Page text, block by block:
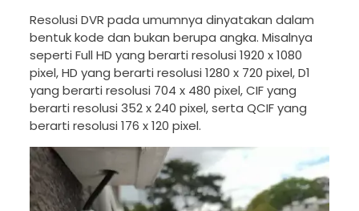
Resolusi DVR pada umumnya dinyatakan dalam
bentuk kode dan bukan berupa angka. Misalnya
seperti Full HD yang berarti resolusi 1920 x 1080
pixel, HD yang berarti resolusi 1280 x 720 pixel, D1
yang berarti resolusi 704 x 480 pixel, CIF yang
berarti resolusi 352 x 240 pixel, serta QCIF yang
berarti resolusi 176 x 120 pixel.